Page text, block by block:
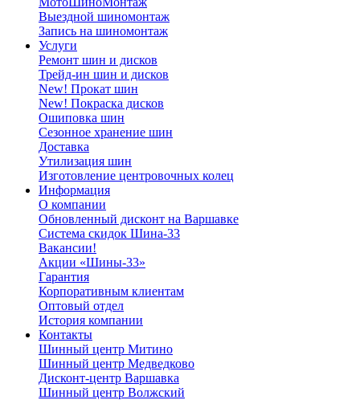
Выездной шиномонтаж
Запись на шиномонтаж
Услуги
Ремонт шин и дисков
Трейд-ин шин и дисков
New! Прокат шин
New! Покраска дисков
Ошиповка шин
Сезонное хранение шин
Доставка
Утилизация шин
Изготовление центровочных колец
Информация
О компании
Обновленный дисконт на Варшавке
Система скидок Шина-33
Вакансии!
Акции «Шины-33»
Гарантия
Корпоративным клиентам
Оптовый отдел
История компании
Контакты
Шинный центр Митино
Шинный центр Медведково
Дисконт-центр Варшавка
Шинный центр Волжский